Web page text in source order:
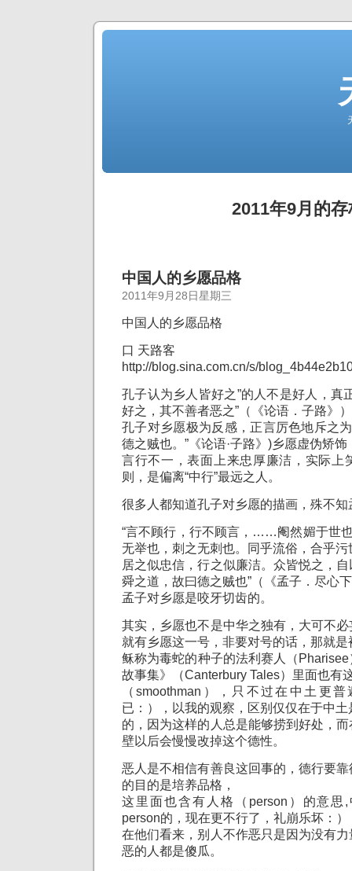
2011年9月的存
中国人的乡愿品格
2011年9月28日星期三
中国人的乡愿品格
口 天路客
http://blog.sina.com.cn/s/
孔子认为乡人皆好之”的人不是好人，真
好之，其不善者恶之”（《论语．子路》
孔子对乡愿极为反感，正言厉色地斥之
德之贼也。”《论语·子路》)乡愿虚伪矫饰
言行不一，表面上来忠厚廉洁，实际上
则，是偏离“中行”最远之人。
很多人都知道孔子对乡愿的描画，殊不
“言不顾行，行不顾言，……阉然媚于世也
无举也，刺之无刺也。同乎流俗，合乎污
居之似忠信，行之似廉洁。众皆悦之，
舜之道，故曰德之贼也”（《孟子．尽心
孟子对乡愿是咬牙切齿的。
其实，乡愿也不是中华之独有，大可不
就有乡愿这一号，非要对号的话，那就是
稣称为毒蛇的种子的法利赛人（
故事集》（Canterbury Tales）里面也有
（smoothman），只不过在中土更
已：），以我的观察，区别仅仅在于中土
的，因为这样的人总是能够捞到好处，
壁以后会慢慢改掉这个德性。
恶人是不相信有善良这回事的，德行要
的目的是培养品格，
这里面也含有人格（person）的意思
person的，现在更不行了，礼崩乐坏：）
在他们看来，别人不作恶只是因为没有
恶的人都是傻瓜。